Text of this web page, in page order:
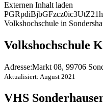
Externen Inhalt laden
Volkshochschule in
Volkshochschule
Adresse:Markt 08, 99706
Aktualisiert: August 2021
VHS